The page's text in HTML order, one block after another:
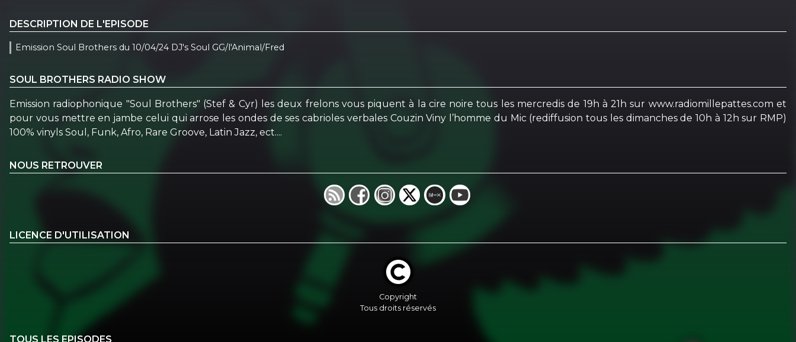
DESCRIPTION DE L'EPISODE
Emission Soul Brothers du 10/04/24 DJ's Soul GG/l'Animal/Fred
SOUL BROTHERS RADIO SHOW
Emission radiophonique "Soul Brothers" (Stef & Cyr) les deux frelons vous piquent à la cire noire tous les mercredis de 19h à 21h sur www.radiomillepattes.com et
pour vous mettre en jambe celui qui arrose les ondes de ses cabrioles verbales Couzin Viny l’homme du Mic (rediffusion tous les dimanches de 10h à 12h sur RMP)
100% vinyls Soul, Funk, Afro, Rare Groove, Latin Jazz, ect....
NOUS RETROUVER
LICENCE D'UTILISATION
Copyright
Tous droits réservés
TOUS LES EPISODES